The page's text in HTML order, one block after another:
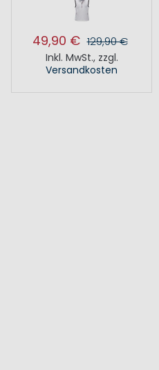
49,90 € 129,90 €
Inkl. MwSt., zzgl.
Versandkosten